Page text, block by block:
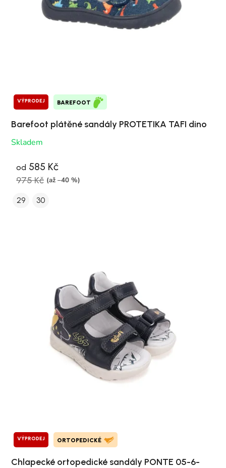
VÝPRODEJ BAREFOOT
Barefoot plátěné sandály PROTETIKA TAFI dino
Skladem
od 585 Kč
975 Kč (až –40 %)
29 30
VÝPRODEJ ORTOPEDICKÉ
Chlapecké ortopedické sandály PONTE 05-6-